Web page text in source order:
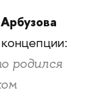
родился